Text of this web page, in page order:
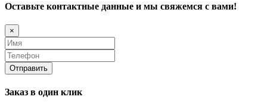
Оставьте контактные данные и мы свяжемся с вами!
×
Заказ в один клик